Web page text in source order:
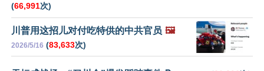
(66,991次)
川普用这招儿对付吃特供的中共官员 🖼️
2026/5/16 (83,633次)